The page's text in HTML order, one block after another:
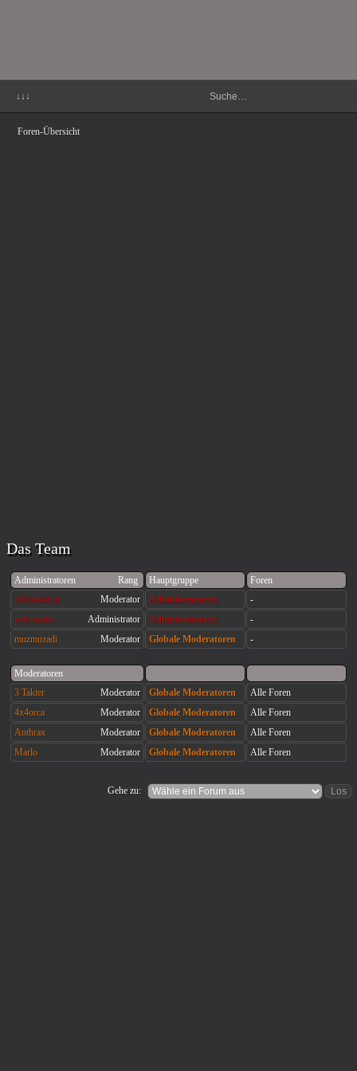
↓↓↓
Foren-Übersicht
Das Team
Rang
Administratoren Hauptgruppe
Foren
Moderator
offroad4fun Administratoren
-
Administrator
webmaster Administratoren
-
Moderator
muzmuzadi Globale Moderatoren -
Moderatoren
Moderator
3 Takter Globale Moderatoren
Alle Foren
Moderator
4x4orca Globale Moderatoren
Alle Foren
Moderator
Anthrax Globale Moderatoren
Alle Foren
Moderator
Marlo Globale Moderatoren Alle Foren
Gehe zu: